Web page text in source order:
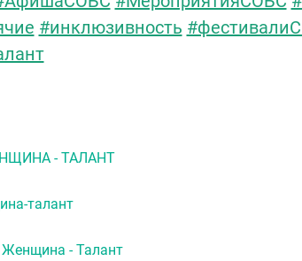
#инклюзивность
- ТАЛАНТ
талант
- Талант